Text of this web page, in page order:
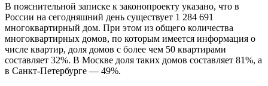
В пояснительной записке к законопроекту указано, что в
России на сегодняшний день существует 1 284 691
многоквартирный дом. При этом из общего количества
многоквартирных домов, по которым имеется информация о
числе квартир, доля домов с более чем 50 квартирами
составляет 32%. В Москве доля таких домов составляет 81%, а
в Санкт-Петербурге — 49%.